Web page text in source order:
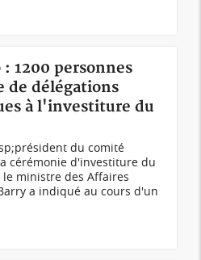
1200 personnes
de délégations
à l'investiture du
du comité
cérémonie d'investiture du
le ministre des Affaires
a indiqué au cours d'un